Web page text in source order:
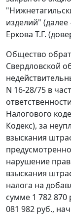
изделий"
Еркова Т.Г.
Общество
Свердловской
N 16-28/75 в
Налогового
Кодекс), за
взыскания
нарушение
взыскания
налога на
сумме 1 782
081 982 руб.,